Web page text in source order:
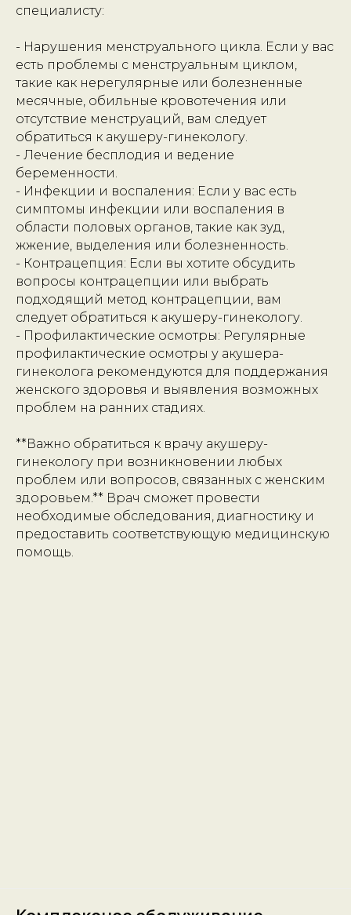
специалисту:
- Нарушения менструального цикла. Если у вас
есть проблемы с менструальным циклом,
такие как нерегулярные или болезненные
месячные, обильные кровотечения или
отсутствие менструаций, вам следует
обратиться к акушеру-гинекологу.
- Лечение бесплодия и ведение
беременности.
- Инфекции и воспаления: Если у вас есть
симптомы инфекции или воспаления в
области половых органов, такие как зуд,
жжение, выделения или болезненность.
- Контрацепция: Если вы хотите обсудить
вопросы контрацепции или выбрать
подходящий метод контрацепции, вам
следует обратиться к акушеру-гинекологу.
- Профилактические осмотры: Регулярные
профилактические осмотры у акушера-
гинеколога рекомендуются для поддержания
женского здоровья и выявления возможных
проблем на ранних стадиях.
**Важно обратиться к врачу акушеру-
гинекологу при возникновении любых
проблем или вопросов, связанных с женским
здоровьем.** Врач сможет провести
необходимые обследования, диагностику и
предоставить соответствующую медицинскую
помощь.